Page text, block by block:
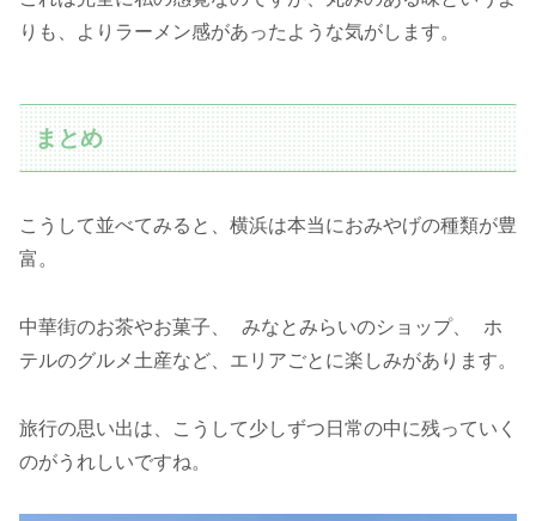
りも、よりラーメン感があったような気がします。
まとめ
こうして並べてみると、横浜は本当におみやげの種類が豊
富。
中華街のお茶やお菓子、 みなとみらいのショップ、 ホ
テルのグルメ土産など、エリアごとに楽しみがあります。
旅行の思い出は、こうして少しずつ日常の中に残っていく
のがうれしいですね。